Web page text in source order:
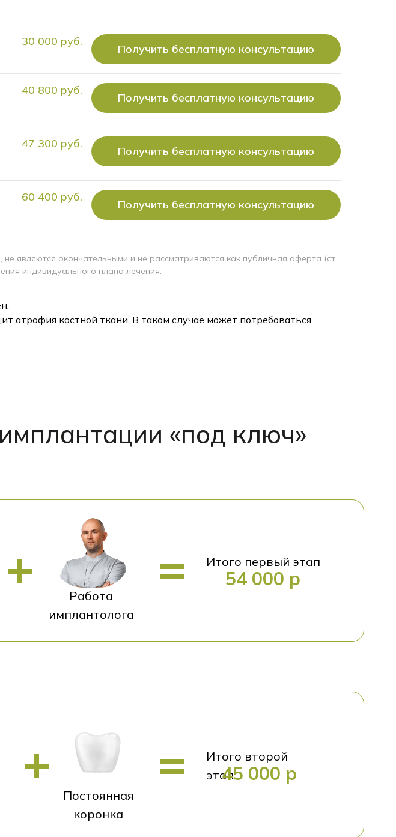
30 000 руб.
Получить бесплатную консультацию
40 800 руб.
Получить бесплатную консультацию
47 300 руб.
Получить бесплатную консультацию
60 400 руб.
Получить бесплатную консультацию
являются окончательными и не рассматриваются как публичная оферта (ст.
индивидуального плана лечения.
атрофия костной ткани. В таком случае может потребоваться
«под ключ»
Итого первый этап
54 000 р
Работа
имплантолога
Постоянная
коронка
Итого второй
этап45 000 р